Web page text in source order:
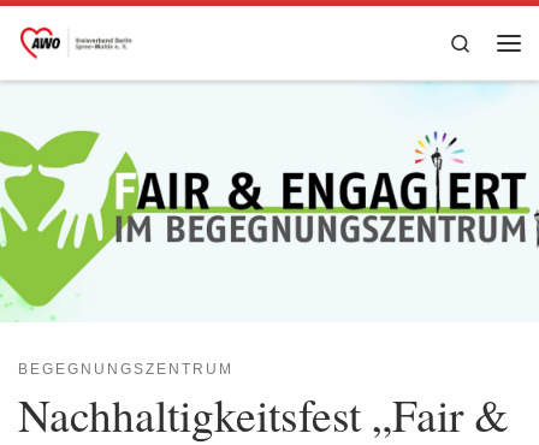
Zum Inhalt springen
Search
BEGEGNUNGSZENTRUM
Nachhaltigkeitsfest „Fair &